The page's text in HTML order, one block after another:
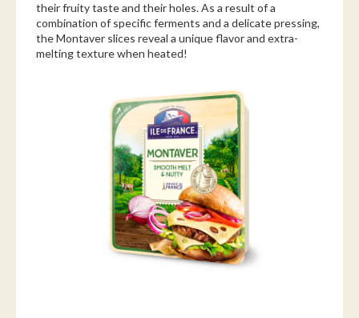
their fruity taste and their holes. As a result of a
combination of specific ferments and a delicate pressing,
the Montaver slices reveal a unique flavor and extra-
melting texture when heated!